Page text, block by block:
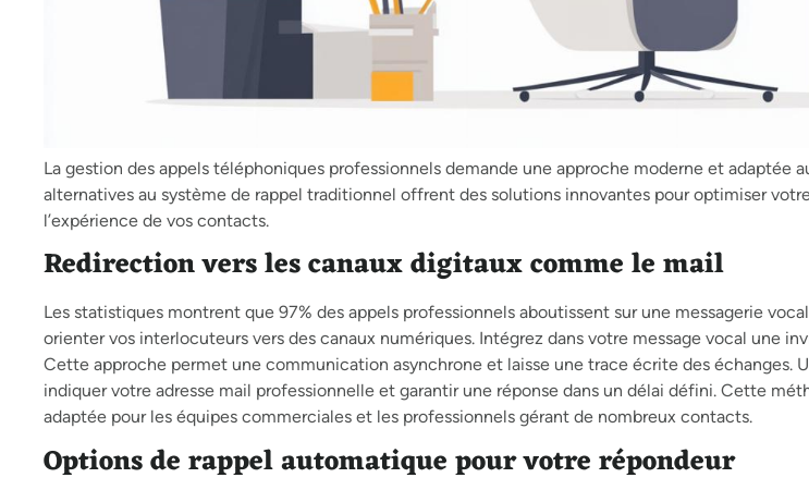
La gestion des appels téléphoniques professionnels demande une approche moderne et adaptée
alternatives au système de rappel traditionnel offrent des solutions innovantes pour optimiser
l’expérience de vos contacts.
Redirection vers les canaux digitaux comme le mail
Les statistiques montrent que 97% des appels professionnels aboutissent sur une messagerie
orienter vos interlocuteurs vers des canaux numériques. Intégrez dans votre message vocal une
Cette approche permet une communication asynchrone et laisse une trace écrite des échanges.
indiquer votre adresse mail professionnelle et garantir une réponse dans un délai défini. Cette
adaptée pour les équipes commerciales et les professionnels gérant de nombreux contacts.
Options de rappel automatique pour votre répondeur